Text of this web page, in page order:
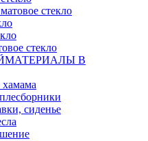
стекло
стекло
В
хамама
сиденье